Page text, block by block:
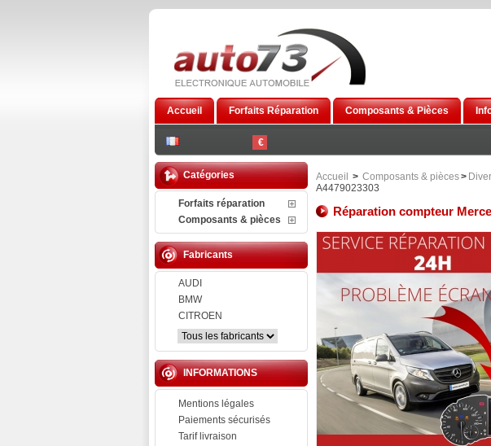
€
Accueil Forfaits Réparation Composants & Pièces
Catégories
Forfaits réparation
Composants & pièces
Fabricants
AUDI
BMW
CITROEN
INFORMATIONS
Mentions légales
Paiements sécurisés
Tarif livraison
Accueil > Composants & pièces>
A4479023303
Réparation compteur